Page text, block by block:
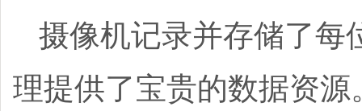
摄像机记录并存储了每
理提供了宝贵的数据资